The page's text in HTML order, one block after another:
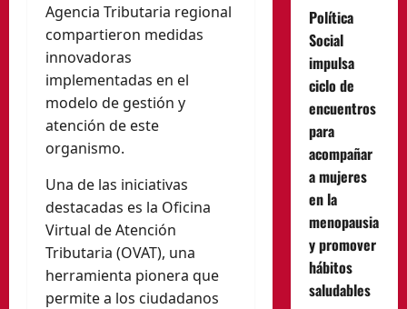
Agencia Tributaria regional
compartieron medidas
innovadoras
implementadas en el
modelo de gestión y
atención de este
organismo.
Una de las iniciativas
destacadas es la Oficina
Virtual de Atención
Tributaria (OVAT), una
herramienta pionera que
permite a los ciudadanos
Política
Social
impulsa
ciclo de
encuentros
para
acompañar
a mujeres
en la
menopausia
y promover
hábitos
saludables